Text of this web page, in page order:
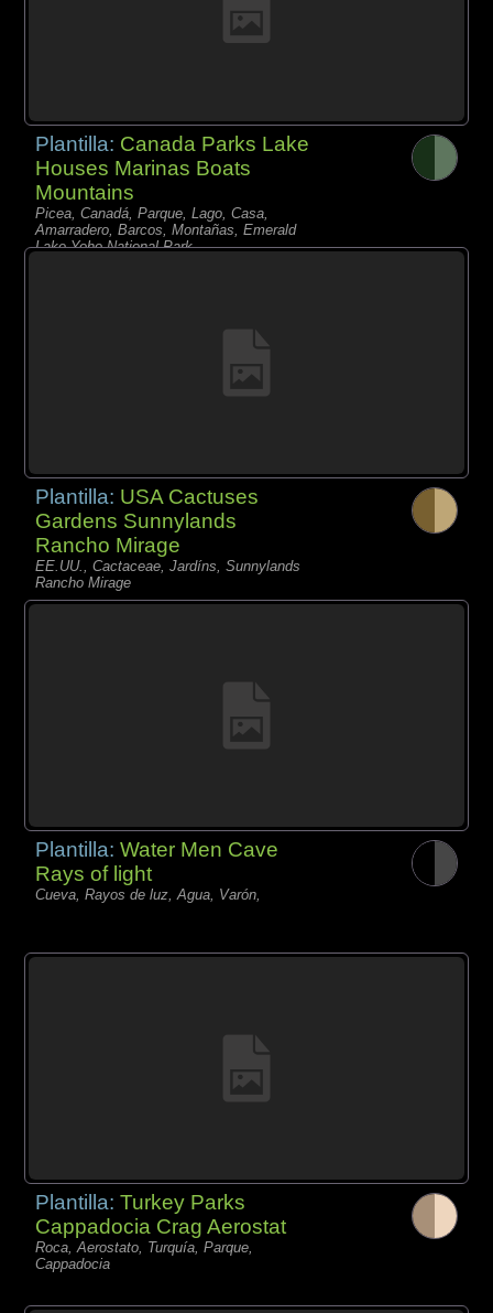
Plantilla: Canada Parks Lake
Houses Marinas Boats
Mountains
Picea, Canadá, Parque, Lago, Casa,
Amarradero, Barcos, Montañas, Emerald
Lake Yoho National Park
Plantilla: USA Cactuses
Gardens Sunnylands
Rancho Mirage
EE.UU., Cactaceae, Jardíns, Sunnylands
Rancho Mirage
Plantilla:Water Men Cave
Rays of light
Cueva, Rayos de luz, Agua, Varón,
Plantilla:Turkey Parks
Cappadocia Crag Aerostat
Roca, Aerostato, Turquía, Parque,
Cappadocia